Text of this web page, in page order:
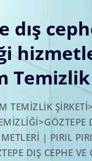
dış
Temizlik
TEMIZLIK ŞIRKETI>
>GÖZTEPE
| PIRIL
DIŞ CEPHE